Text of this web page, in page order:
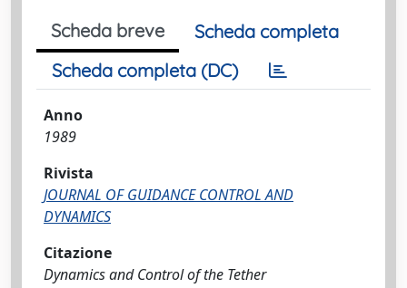
Scheda breve
Scheda completa
Scheda completa (DC)
Anno
1989
Rivista
JOURNAL OF GUIDANCE CONTROL AND
DYNAMICS
Citazione
Dynamics and Control of the Tether